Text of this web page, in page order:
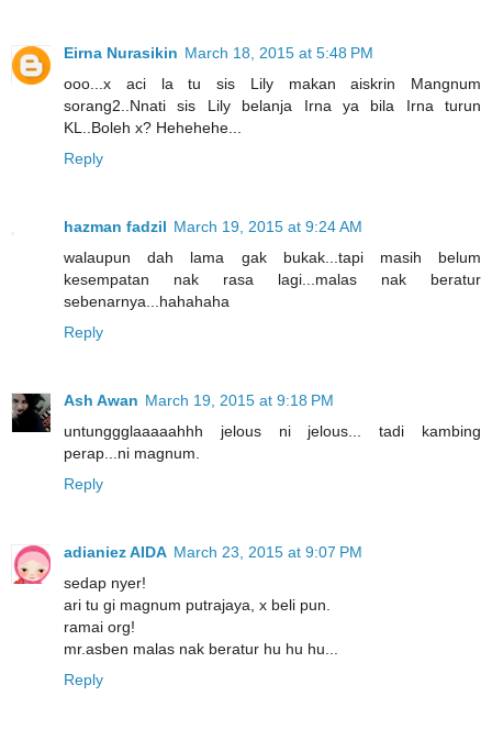
Eirna Nurasikin March 18, 2015 at 5:48 PM
ooo...x aci la tu sis Lily makan aiskrin Mangnum
sorang2..Nnati sis Lily belanja Irna ya bila Irna turun
KL..Boleh x? Hehehehe...
Reply
hazman fadzil March 19, 2015 at 9:24 AM
walaupun dah lama gak bukak...tapi masih belum
kesempatan nak rasa lagi...malas nak beratur
sebenarnya...hahahaha
Reply
Ash Awan March 19, 2015 at 9:18 PM
untunggglaaaaahhh jelous ni jelous... tadi kambing
perap...ni magnum.
Reply
adianiez AIDA March 23, 2015 at 9:07 PM
sedap nyer!
ari tu gi magnum putrajaya, x beli pun.
ramai org!
mr.asben malas nak beratur hu hu hu...
Reply